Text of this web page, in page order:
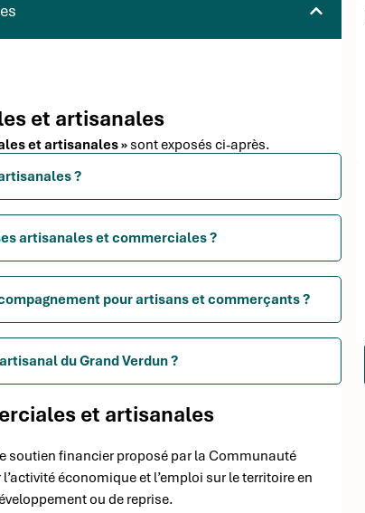
et artisanales
et artisanales » sont exposés ci-après.
?
artisanales et commerciales ?
pour artisans et commerçants ?
du Grand Verdun ?
et artisanales
soutien financier proposé par la Communauté
économique et l’emploi sur le territoire en
ou de reprise.